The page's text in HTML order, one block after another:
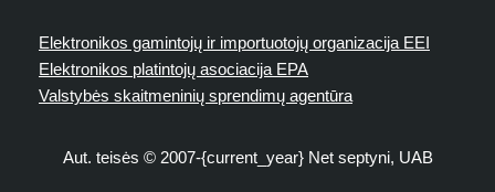
Elektronikos gamintojų ir importuotojų organizacija EEI
Elektronikos platintojų asociacija EPA
Valstybės skaitmeninių sprendimų agentūra
Aut. teisės © 2007-{current_year} Net septyni, UAB